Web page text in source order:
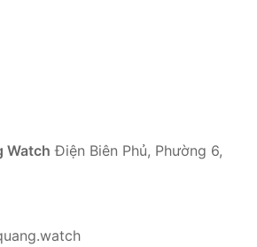
Watch Điện Biên Phủ, Phường 6,